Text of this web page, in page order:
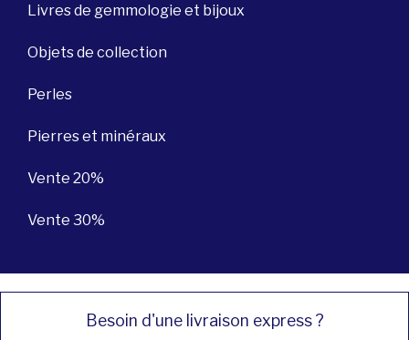
Livres de gemmologie et bijoux
Objets de collection
Perles
Pierres et minéraux
Vente 20%
Vente 30%
Besoin d'une livraison express ?